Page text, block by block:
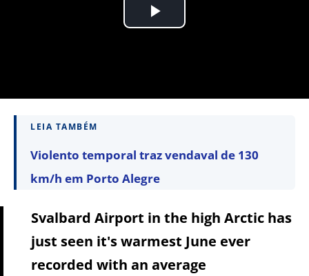
LEIA TAMBÉM
Violento temporal traz vendaval de 130
km/h em Porto Alegre
Svalbard Airport in the high Arctic has
just seen it's warmest June ever
recorded with an average